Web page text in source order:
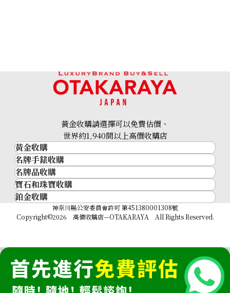
黃金收購請選擇可以免費估價、
世界約1,940間以上高價收購店
黃金收購
黃金･金條
金條
金幣及銀幣
過去十年黃金價格
金飾
名牌手錶收購
名牌手錶收購
勞力士 (Rolex)
Patek Philippe
Audemars Piguet
名牌品收購
名牌品收購
HERMES
LOUIS VUITTON
CHANEL
CELINE
FENDI
Christian Dior
寶石和珠寶收購
寶石和珠寶
祖母綠
紅寶石
鉑金收購
神奈川縣公安委員會許可 第451380001308號
Copyright©2026 高價收購店—OTAKARAYA All Rights Reserved.